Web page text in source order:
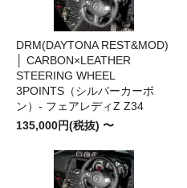
DRM(DAYTONA REST&MOD)
│ CARBON×LEATHER
STEERING WHEEL
3POINTS（シルバーカーボ
ン）- フェアレディZ Z34
135,000円(税抜) 〜